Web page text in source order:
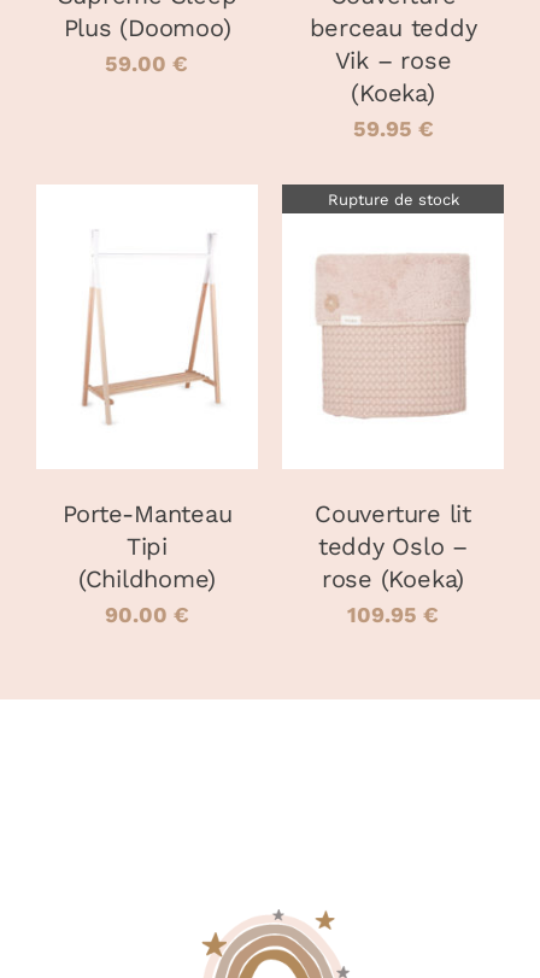
Plus (Doomoo)
59.00€
berceau teddy
Vik – rose
(Koeka)
59.95 €
AJOUTER AU
PANIER
Porte-Manteau
Tipi
(Childhome)
90.00 €
Rupture de stock
DÉTAILS
Couverture lit
teddy Oslo –
rose (Koeka)
109.95 €